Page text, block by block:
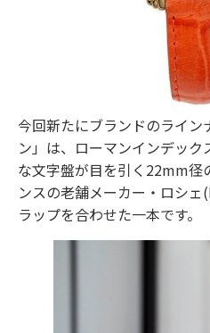
今回新たにブランドのライン
ン」は、ローマンインデッ
な文字盤が目を引く22mm径
ンスの老舗メーカー・ロシェ
ラップを合わせた一本です。